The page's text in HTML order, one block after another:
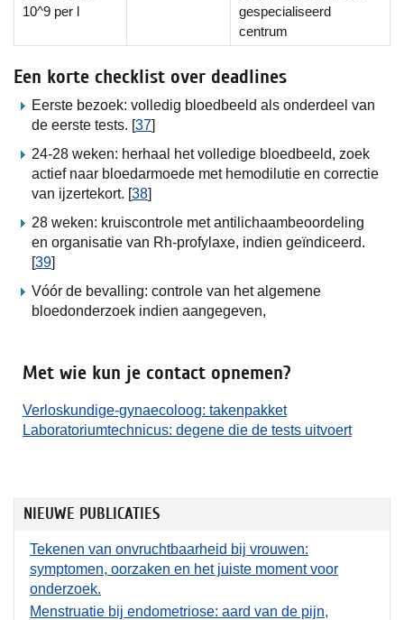
10^9 per l
gespecialiseerd
centrum
Een korte checklist over deadlines
Eerste bezoek: volledig bloedbeeld als onderdeel van
de eerste tests. [37]
24-28 weken: herhaal het volledige bloedbeeld, zoek
actief naar bloedarmoede met hemodilutie en correctie
van ijzertekort. [38]
28 weken: kruiscontrole met antilichaambeoordeling
en organisatie van Rh-profylaxe, indien geïndiceerd.
[39]
Vóór de bevalling: controle van het algemene
bloedonderzoek indien aangegeven,
Met wie kun je contact opnemen?
Verloskundige-gynaecoloog: takenpakket
Laboratoriumtechnicus: degene die de tests uitvoert
NIEUWE PUBLICATIES
Tekenen van onvruchtbaarheid bij vrouwen:
symptomen, oorzaken en het juiste moment voor
onderzoek.
Menstruatie bij endometriose: aard van de pijn,